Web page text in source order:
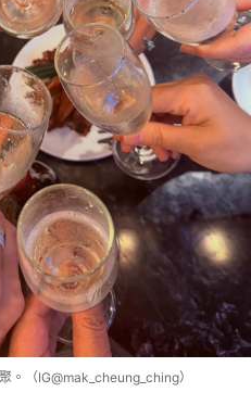
。（IG@mak_cheung_ching）